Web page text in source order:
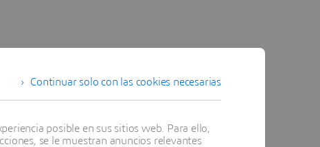
Continuar solo con las cookies necesarias
posible en sus sitios web. Para ello,
se le muestran anuncios relevantes